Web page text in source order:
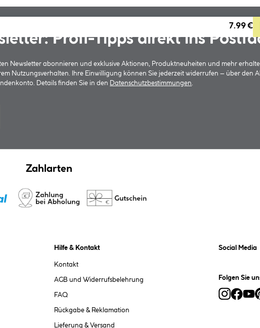
7.99 €
Profi-Tipps direkt ins
Newsletter abonnieren und exklusive Aktionen, Produktneuheiten und mehr
Nutzungsverhalten. Ihre Einwilligung können Sie jederzeit widerrufen – über den
Details finden Sie in den
Datenschutzbestimmungen
Zahlarten
Hilfe & Kontakt
Kontakt
AGB und Widerrufsbelehrung
FAQ
Rückgabe & Reklamation
Lieferung & Versand
Social Media
Folgen Sie